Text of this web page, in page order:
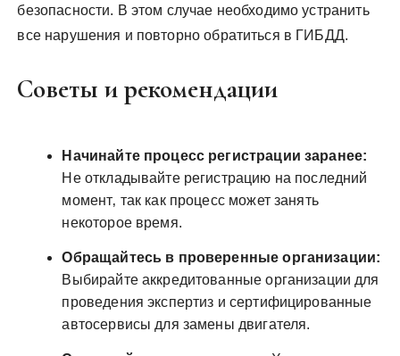
безопасности. В этом случае необходимо устранить
все нарушения и повторно обратиться в ГИБДД.
Советы и рекомендации
Начинайте процесс регистрации заранее:
Не откладывайте регистрацию на последний
момент‚ так как процесс может занять
некоторое время.
Обращайтесь в проверенные организации:
Выбирайте аккредитованные организации для
проведения экспертиз и сертифицированные
автосервисы для замены двигателя.